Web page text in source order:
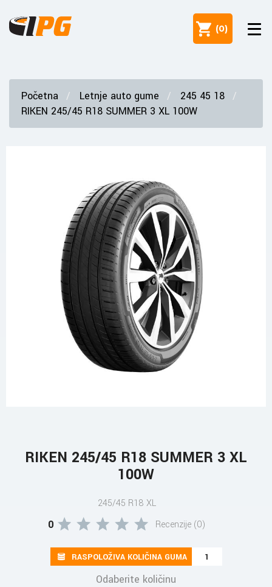
(0)
Početna Letnje auto gume
245 45 18
RIKEN 245/45 R18 SUMMER 3 XL 100W
RIKEN 245/45 R18 SUMMER 3 XL
100W
245/45 R18 XL
0 Recenzije (0)
RASPOLOŽIVA KOLIČINA GUMA 1
Odaberite količinu